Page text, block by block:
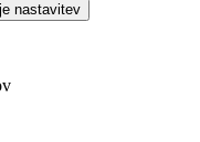
nastavitev